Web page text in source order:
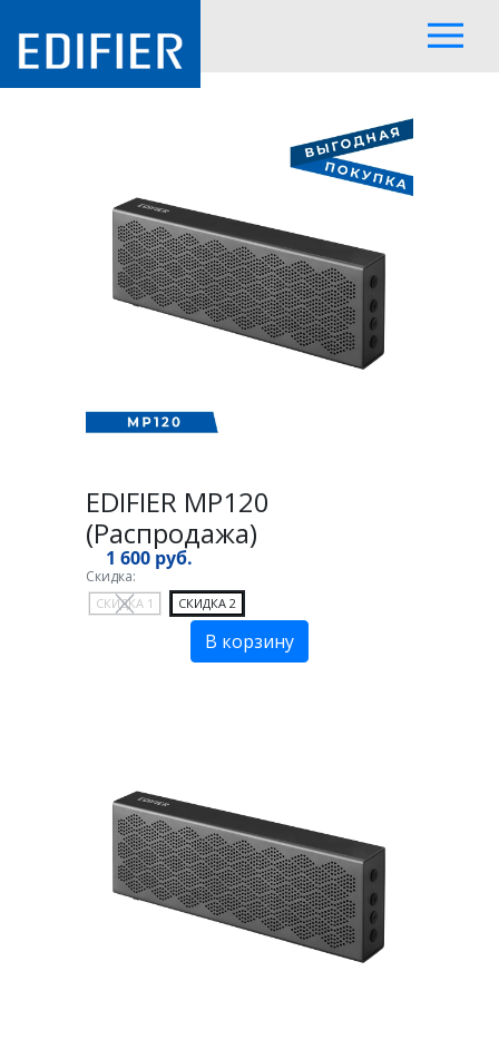
EDIFIER MP120
(Распродажа)
1 600 руб.
Скидка:
СКИДКА 1 СКИДКА 2
В корзину